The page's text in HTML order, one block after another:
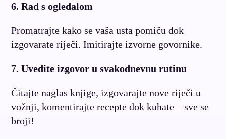
6. Rad s ogledalom
Promatrajte kako se vaša usta pomiču dok
izgovarate riječi. Imitirajte izvorne govornike.
7. Uvedite izgovor u svakodnevnu rutinu
Čitajte naglas knjige, izgovarajte nove riječi u
vožnji, komentirajte recepte dok kuhate – sve se
broji!